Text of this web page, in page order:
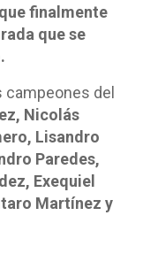
finalmente
que se
del
Nicolás
Lisandro
Paredes,
Exequiel
Martínez y